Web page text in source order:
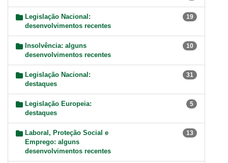
Legislação Nacional:
desenvolvimentos recentes
19
Insolvência: alguns
desenvolvimentos recentes
10
Legislação Nacional:
destaques
31
Legislação Europeia:
destaques
5
Laboral, Proteção Social e
Emprego: alguns
desenvolvimentos recentes
13